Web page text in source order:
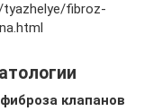
tyazhelye/fibroz-
клапанов